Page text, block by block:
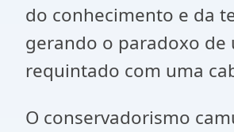
do conhecimento e da
gerando o paradoxo de
requintado com uma
O conservadorismo